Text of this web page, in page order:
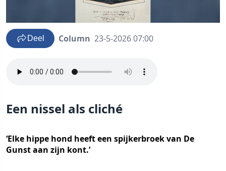
Deel Column 23-5-2026 07:00
Een nissel als cliché
‘Elke hippe hond heeft een spijkerbroek van De
Gunst aan zijn kont.’